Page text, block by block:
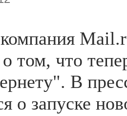
том, что
В
о запуске